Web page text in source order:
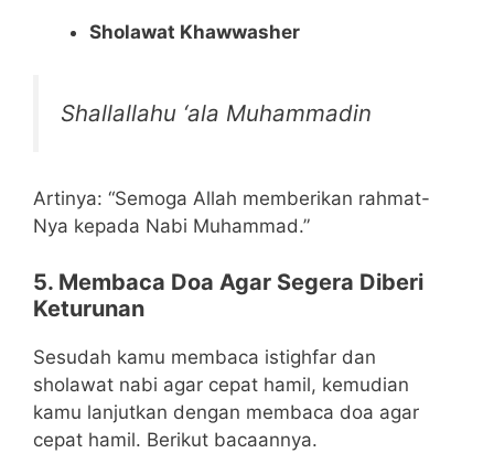
Sholawat Khawwasher
Shallallahu ‘ala Muhammadin
Artinya: “Semoga Allah memberikan rahmat-
Nya kepada Nabi Muhammad.”
5. Membaca Doa Agar Segera Diberi
Keturunan
Sesudah kamu membaca istighfar dan
sholawat nabi agar cepat hamil, kemudian
kamu lanjutkan dengan membaca doa agar
cepat hamil. Berikut bacaannya.